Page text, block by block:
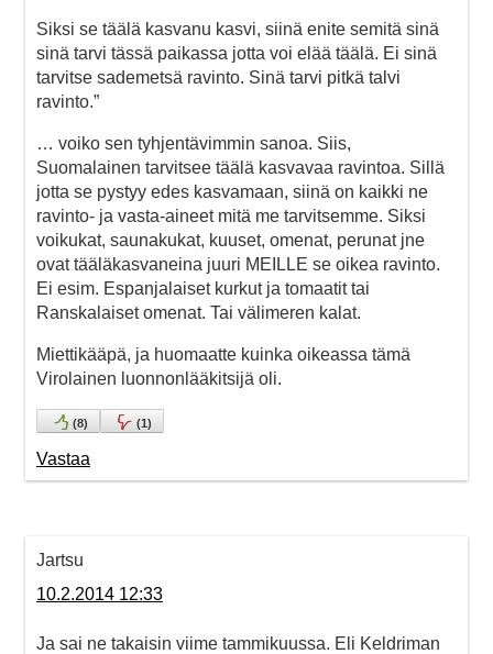
Siksi se täälä kasvanu kasvi, siinä enite semitä sinä
sinä tarvi tässä paikassa jotta voi elää täälä. Ei sinä
tarvitse sademetsä ravinto. Sinä tarvi pitkä talvi
ravinto.”
… voiko sen tyhjentävimmin sanoa. Siis,
Suomalainen tarvitsee täälä kasvavaa ravintoa. Sillä
jotta se pystyy edes kasvamaan, siinä on kaikki ne
ravinto- ja vasta-aineet mitä me tarvitsemme. Siksi
voikukat, saunakukat, kuuset, omenat, perunat jne
ovat tääläkasvaneina juuri MEILLE se oikea ravinto.
Ei esim. Espanjalaiset kurkut ja tomaatit tai
Ranskalaiset omenat. Tai välimeren kalat.
Miettikääpä, ja huomaatte kuinka oikeassa tämä
Virolainen luonnonlääkitsijä oli.
(8) (1)
Vastaa
Jartsu
10.2.2014 12:33
Ja sai ne takaisin viime tammikuussa. Eli Keldriman